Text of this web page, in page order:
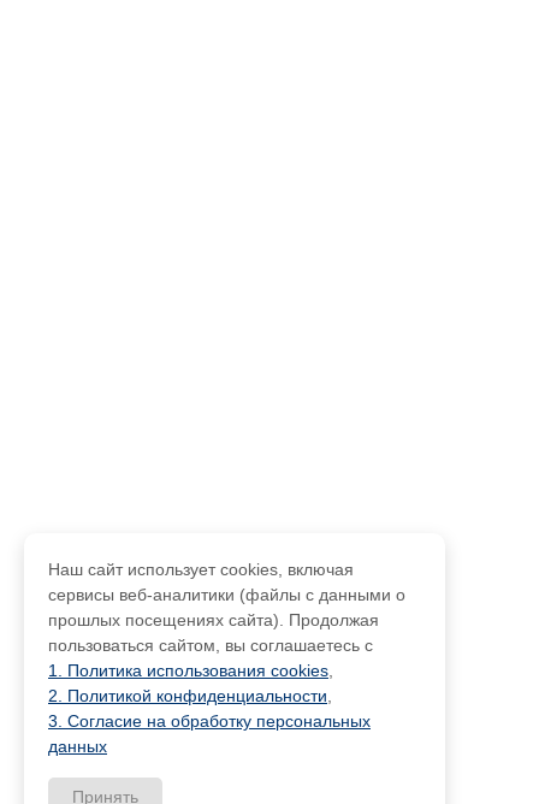
Наш сайт использует cookies, включая
сервисы веб-аналитики (файлы с данными о
прошлых посещениях сайта). Продолжая
пользоваться сайтом, вы соглашаетесь с
1. Политика использования cookies
2. Политикой конфиденциальности
3. Согласие на обработку персональных
данных
Принять